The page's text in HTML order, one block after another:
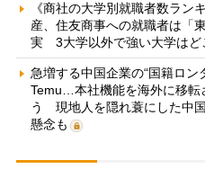
《商社の大学別就職者数ラン
産、住友商事への就職者は「
実 3大学以外で強い大学はど
急増する中国企業の“国籍ロン
Temu…本社機能を海外に移転
う 現地人を隠れ蓑にした中
懸念も